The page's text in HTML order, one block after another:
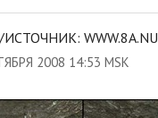
WWW.8A.NU
2008 14:53 MSK